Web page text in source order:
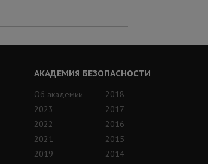
АКАДЕМИЯ БЕЗОПАСНОСТИ
Об академии
2023
2022
2021
2019
2018
2017
2016
2015
2014